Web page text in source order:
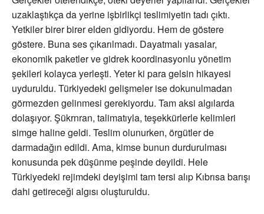
uzaklaştıkça da yerine işbirlikçi teslimiyetin tadı çıktı.
Yetkiler birer birer elden gidiyordu. Hem de göstere
göstere. Buna ses çıkarılmadı. Dayatmalı yasalar,
ekonomik paketler ve gidrek koordinasyonlu yönetim
şekileri kolayca yerleşti. Yeter ki para gelsin hikayesi
uyduruldu. Türkiyedeki gelişmeler ise dokunulmadan
görmezden gelinmesi gerekiyordu. Tam aksi algılarda
dolaşıyor. Şükrnran, talimatıyla, teşekkürlerle kelimleri
simge haline geldi. Teslim olunurken, örgütler de
darmadağın edildi. Ama, kimse bunun durdurulması
konusunda pek düşünme peşinde deyildi. Hele
Türkiyedeki rejimdeki deyişimi tam tersi alıp Kıbrısa barışı
dahi getireceği algısı oluşturuldu.